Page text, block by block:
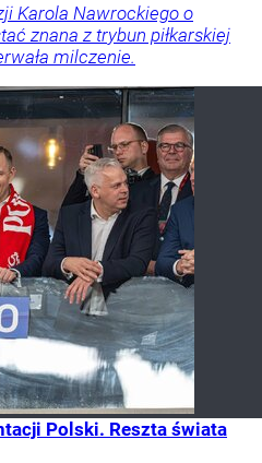
Karola Nawrockiego o
znana z trybun piłkarskiej
milczenie.
Polski. Reszta świata